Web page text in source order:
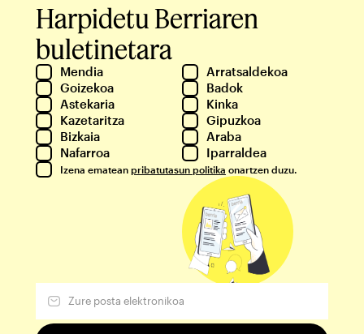
Harpidetu Berriaren
buletinetara
Mendia
Arratsaldekoa
Goizekoa
Badok
Astekaria
Kinka
Kazetaritza
Gipuzkoa
Bizkaia
Araba
Nafarroa
Iparraldea
Izena ematean pribatutasun politika onartzen duzu.